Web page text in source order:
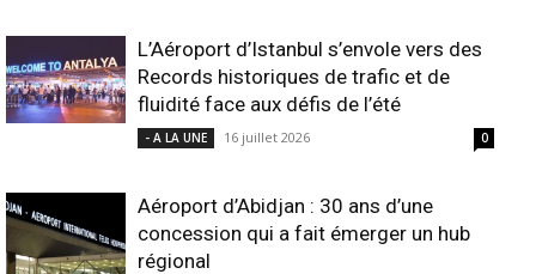
L’Aéroport d’Istanbul s’envole vers des
Records historiques de trafic et de
fluidité face aux défis de l’été
- A LA UNE 16 juillet 2026 0
Aéroport d’Abidjan : 30 ans d’une
concession qui a fait émerger un hub
régional